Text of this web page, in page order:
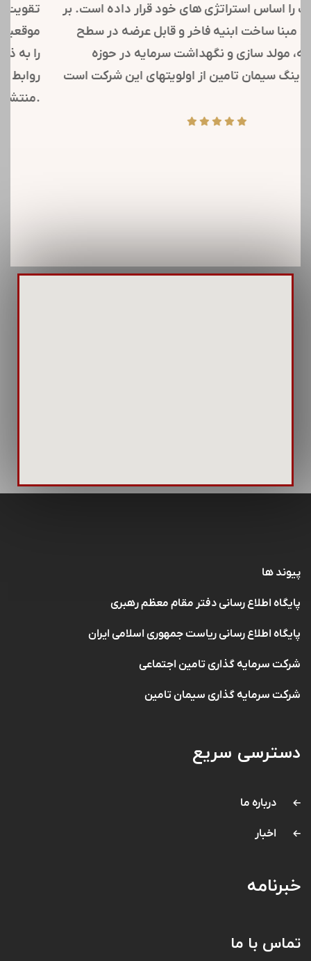
زیست را اساس استراتژی های خود قرار داده است. بر
همین مبنا ساخت ابنیه فاخر و قابل عرضه در سطح
جامعه، مولد سازی و نگهداشت سرمایه در حوزه
هولدینگ سیمان تامین از اولویتهای این شرکت است.
پیوند ها
پایگاه اطلاع رسانی دفتر مقام معظم رهبری
پایگاه اطلاع رسانی ریاست جمهوری اسلامی ایران
شرکت سرمایه گذاری تامین اجتماعی
شرکت سرمایه گذاری سیمان تامین
دسترسی سریع
درباره ما
اخبار
خبرنامه
تماس با ما